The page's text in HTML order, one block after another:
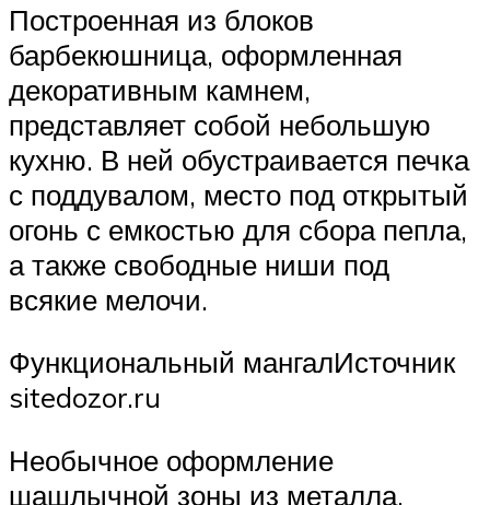
Построенная из блоков
барбекюшница, оформленная
декоративным камнем,
представляет собой небольшую
кухню. В ней обустраивается печка
с поддувалом, место под открытый
огонь с емкостью для сбора пепла,
а также свободные ниши под
всякие мелочи.
Функциональный мангалИсточник
sitedozor.ru
Необычное оформление
шашлычной зоны из металла.